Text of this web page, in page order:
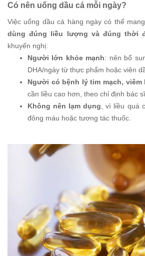
Có nên uống dầu cá mỗi ngày?
Việc uống dầu cá hàng ngày có thể
dùng đúng liều lượng và đúng thời
khuyến nghị:
Người lớn khỏe mạnh: nên bổ
DHA/ngày từ thực phẩm hoặc viên
Người có bệnh lý tim mạch,
cần liều cao hơn, theo chỉ định bác
Không nên lạm dụng , vì liều quá
đông máu hoặc tương tác thuốc.